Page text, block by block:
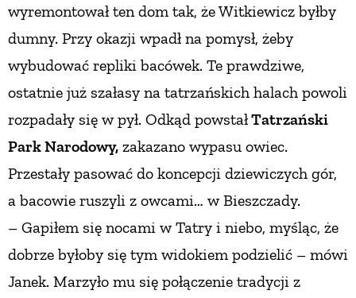
wyremontował ten dom tak, że Witkiewicz byłby
dumny. Przy okazji wpadł na pomysł, żeby
wybudować repliki bacówek. Te prawdziwe,
ostatnie już szałasy na tatrzańskich halach powoli
rozpadały się w pył. Odkąd powstałTatrzański
Park Narodowy, zakazano wypasu owiec.
Przestały pasować do koncepcji dziewiczych gór,
a bacowie ruszyli z owcami… w Bieszczady.
– Gapiłem się nocami w Tatry i niebo, myśląc, że
dobrze byłoby się tym widokiem podzielić – mówi
Janek. Marzyło mu się połączenie tradycji z